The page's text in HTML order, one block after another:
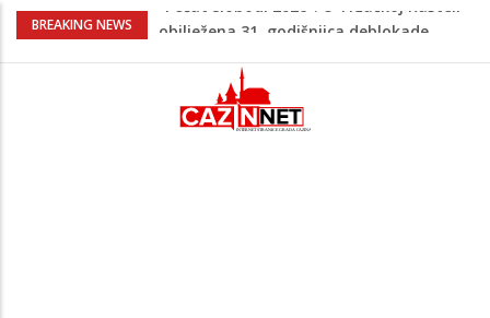
BREAKING NEWS
Porodica iz Krajine u centru afere,
Čestitka povodom Dana Grada Cazina
Velika Kladuša pod udarom požara:
Vatrogasci nadljudskim naporima